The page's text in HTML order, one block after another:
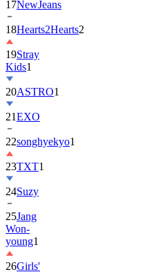
18Hearts2Hearts
19Stray
Kids
20ASTRO
21EXO
22songhyekyo
23TXT1
24Suzy
25Jang
Won-
young1
26Girls'
Generation